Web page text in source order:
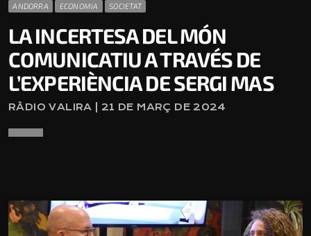
ANDORRA ECONOMIA SOCIETAT
LA INCERTESA DEL MÓN
COMUNICATIU A TRAVÉS DE
L’EXPERIÈNCIA DE SERGI MAS
RÀDIO VALIRA | 21 DE MARÇ DE 2024